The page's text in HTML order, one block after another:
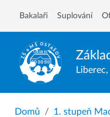
Bakalaři Suplování
Domů 1. stupeň